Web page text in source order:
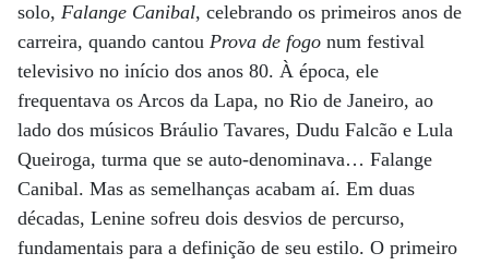
solo, Falange Canibal, celebrando os primeiros anos de
carreira, quando cantou Prova de fogo num festival
televisivo no início dos anos 80. À época, ele
frequentava os Arcos da Lapa, no Rio de Janeiro, ao
lado dos músicos Bráulio Tavares, Dudu Falcão e Lula
Queiroga, turma que se auto-denominava… Falange
Canibal. Mas as semelhanças acabam aí. Em duas
décadas, Lenine sofreu dois desvios de percurso,
fundamentais para a definição de seu estilo. O primeiro